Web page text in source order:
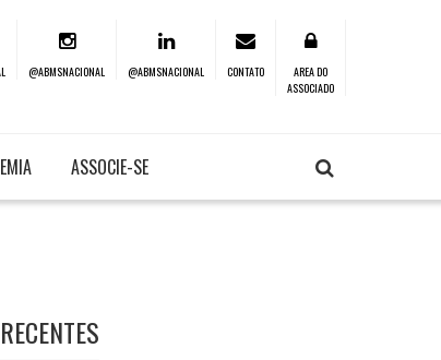
@ABMSNACIONAL @ABMSNACIONAL CONTATO
AREA DO
ASSOCIADO
ASSOCIE-SE